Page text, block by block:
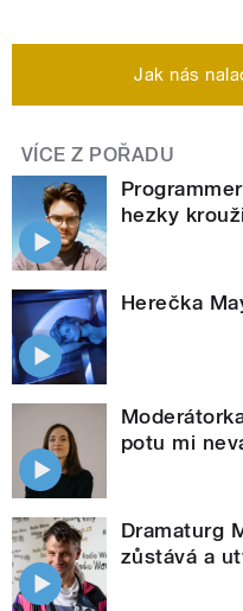
Jak nás
VÍCE Z POŘADU
hezky
Herečka
potu mi
Dramaturg
zůstává a